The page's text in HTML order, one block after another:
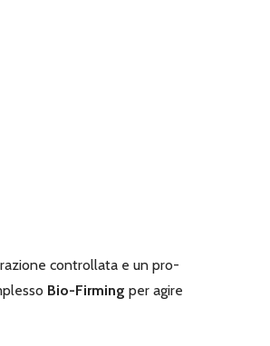
controllata e un pro-
Bio-Firming per agire